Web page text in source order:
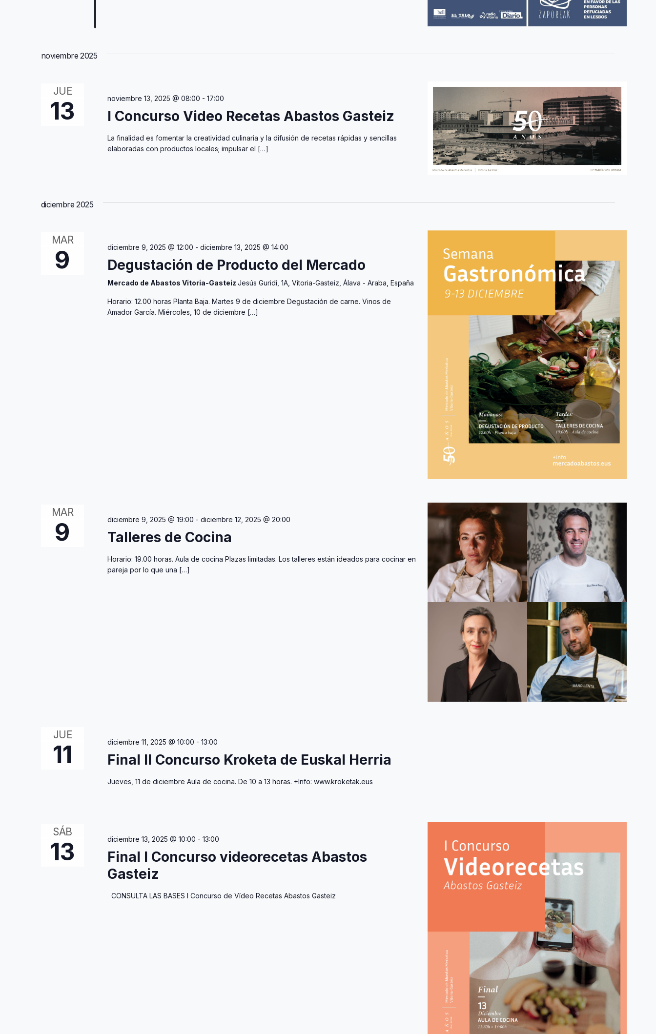
noviembre 2025
JUE
13 noviembre 13, 2025 @ 08:00 - 17:00
I Concurso Video Recetas Abastos Gasteiz
La finalidad es fomentar la creatividad culinaria y la difusión de recetas rápidas y sencillas
elaboradas con productos locales; impulsar el […]
diciembre 2025
MAR
9 diciembre 9, 2025 @ 12:00 - diciembre 13, 2025 @ 14:00
Degustación de Producto del Mercado
Mercado de Abastos Vitoria-Gasteiz Jesús Guridi, 1A, Vitoria-Gasteiz, Álava - Araba, España
Horario: 12.00 horas Planta Baja. Martes 9 de diciembre Degustación de carne. Vinos de
Amador García. Miércoles, 10 de diciembre […]
MAR
9 diciembre 9, 2025 @ 19:00 - diciembre 12, 2025 @ 20:00
Talleres de Cocina
Horario: 19.00 horas. Aula de cocina Plazas limitadas. Los talleres están ideados para cocinar en
pareja por lo que una […]
JUE
11 diciembre 11, 2025 @ 10:00 - 13:00
Final II Concurso Kroketa de Euskal Herria
Jueves, 11 de diciembre Aula de cocina. De 10 a 13 horas. +Info: www.kroketak.eus
SÁB
13 diciembre 13, 2025 @ 10:00 - 13:00
Final I Concurso videorecetas Abastos
Gasteiz
CONSULTA LAS BASES I Concurso de Vídeo Recetas Abastos Gasteiz